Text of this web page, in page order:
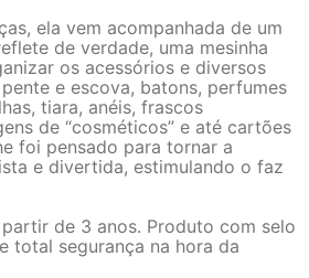
ela vem acompanhada de um
de verdade, uma mesinha
os acessórios e diversos
e escova, batons, perfumes
tiara, anéis, frascos
de “cosméticos” e até cartões
foi pensado para tornar a
e divertida, estimulando o faz
de 3 anos. Produto com selo
total segurança na hora da